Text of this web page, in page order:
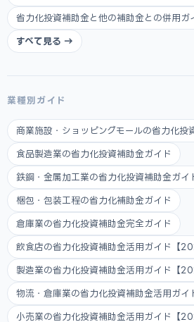
省力化投資補助金と他の補助金との併用ガ
すべて見る →
業種別ガイド
商業施設・ショッピングモールの省力化投
食品製造業の省力化投資補助金ガイド
鉄鋼・金属加工業の省力化投資補助金ガイ
梱包・包装工程の省力化補助金ガイド
倉庫業の省力化投資補助金完全ガイド
飲食店の省力化投資補助金活用ガイド【
製造業の省力化投資補助金活用ガイド【
物流・倉庫業の省力化投資補助金活用ガイ
小売業の省力化投資補助金活用ガイド【